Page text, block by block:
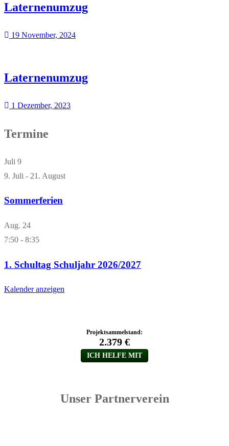
Laternenumzug
19 November, 2024
Laternenumzug
1 Dezember, 2023
Termine
Juli 9
9. Juli - 21. August
Sommerferien
Aug. 24
7:50 - 8:35
1. Schultag Schuljahr 2026/2027
Kalender anzeigen
Unser Partnerverein